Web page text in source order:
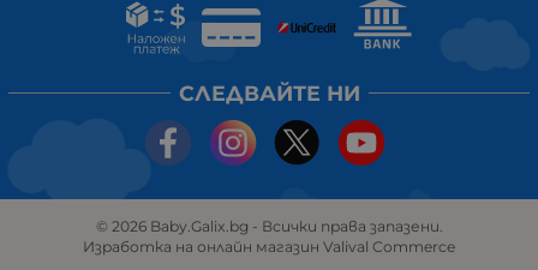
СЛЕДВАЙТЕ НИ
© 2026 Baby.Galix.bg - Всички права запазени.
Изработка на онлайн магазин Valival Commerce